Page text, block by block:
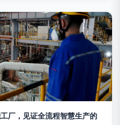
厂，见证全流程智慧生产的